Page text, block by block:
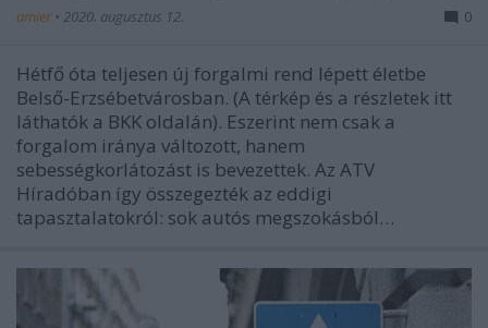
amier • 2020. augusztus 12. 0
Hétfő óta teljesen új forgalmi rend lépett életbe
Belső-Erzsébetvárosban. (A térkép és a részletek itt
láthatók a BKK oldalán). Eszerint nem csak a
forgalom iránya változott, hanem
sebességkorlátozást is bevezettek. Az ATV
Híradóban így összegezték az eddigi
tapasztalatokról: sok autós megszokásból…